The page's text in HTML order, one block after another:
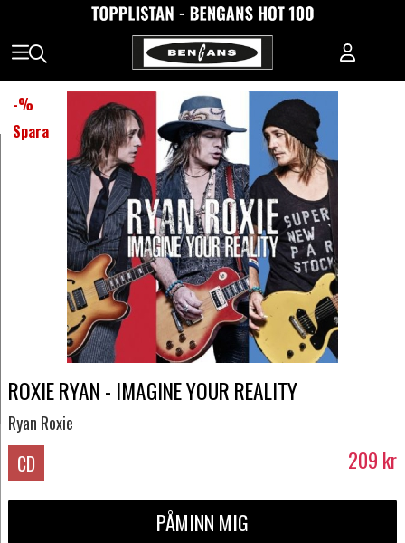
-%
Spara
ROXIE RYAN - IMAGINE YOUR REALITY
Ryan Roxie
CD 209 kr
PÅMINN MIG